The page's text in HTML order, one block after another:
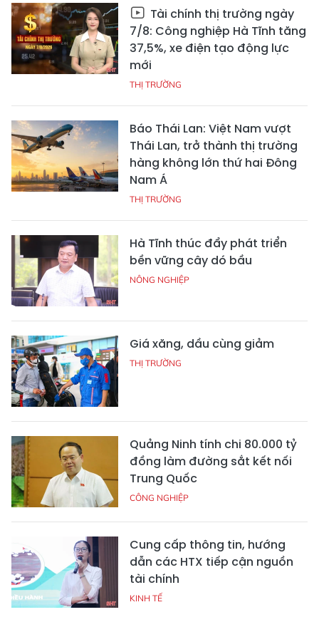
Tài chính thị trường ngày
7/8: Công nghiệp Hà Tĩnh tăng
37,5%, xe điện tạo động lực
mới
THỊ TRƯỜNG
Báo Thái Lan: Việt Nam vượt
Thái Lan, trở thành thị trường
hàng không lớn thứ hai Đông
Nam Á
THỊ TRƯỜNG
Hà Tĩnh thúc đẩy phát triển
bền vững cây dó bầu
NÔNG NGHIỆP
Giá xăng, dầu cùng giảm
THỊ TRƯỜNG
Quảng Ninh tính chi 80.000 tỷ
đồng làm đường sắt kết nối
Trung Quốc
CÔNG NGHIỆP
Cung cấp thông tin, hướng
dẫn các HTX tiếp cận nguồn
tài chính
KINH TẾ